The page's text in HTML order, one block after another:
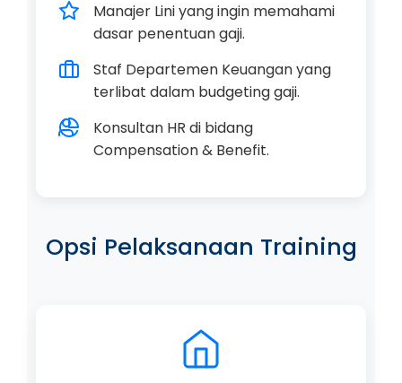
Manajer Lini yang ingin memahami
dasar penentuan gaji.
Staf Departemen Keuangan yang
terlibat dalam budgeting gaji.
Konsultan HR di bidang
Compensation & Benefit.
Opsi Pelaksanaan Training